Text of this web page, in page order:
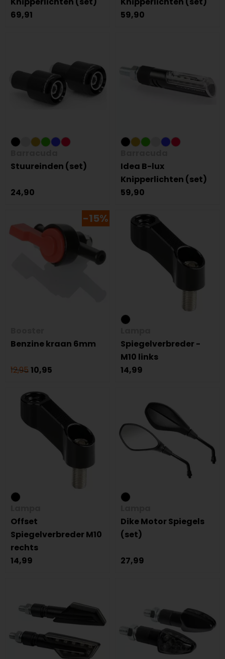
69,91
59,90
Stuureinden (set)
24,90
Idea B-lux
Knipperlichten (set)
59,90
-15%
Benzine kraan 6mm
12,9510,95
Spiegelverbreder -
M10 links
14,99
Offset
Spiegelverbreder M10
rechts
14,99
Dike Motor Spiegels
(set)
27,99